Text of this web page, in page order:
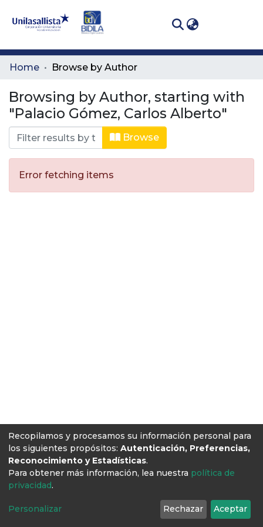
Communities
All of DSpace
Home Browse by Author
Browsing by Author, starting with
"Palacio Gómez, Carlos Alberto"
Browse
Error fetching items
Recopilamos y procesamos su información personal para
los siguientes propósitos: Autenticación, Preferencias,
Reconocimiento y Estadísticas.
Para obtener más información, lea nuestra política de
privacidad.
Personalizar Rechazar Aceptar